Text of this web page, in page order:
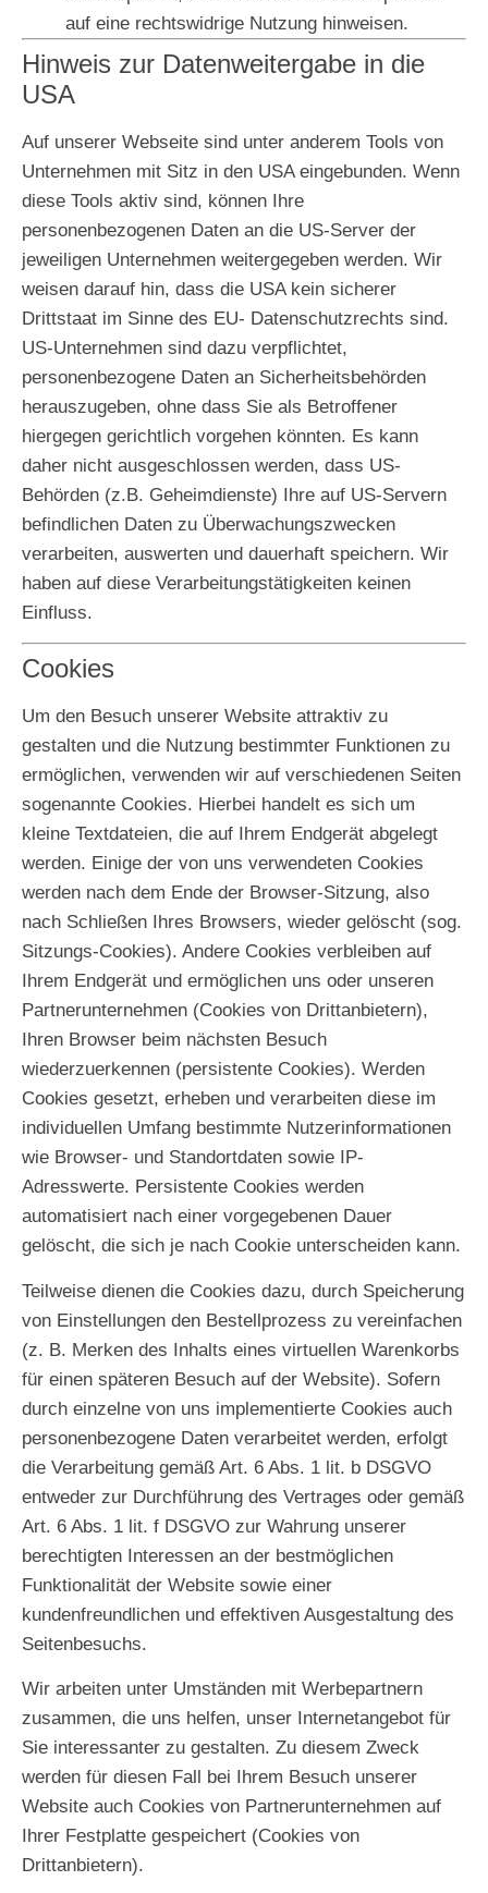
auf eine rechtswidrige Nutzung hinweisen.
Hinweis zur Datenweitergabe in die
USA
Auf unserer Webseite sind unter anderem Tools von
Unternehmen mit Sitz in den USA eingebunden. Wenn
diese Tools aktiv sind, können Ihre
personenbezogenen Daten an die US-Server der
jeweiligen Unternehmen weitergegeben werden. Wir
weisen darauf hin, dass die USA kein sicherer
Drittstaat im Sinne des EU- Datenschutzrechts sind.
US-Unternehmen sind dazu verpflichtet,
personenbezogene Daten an Sicherheitsbehörden
herauszugeben, ohne dass Sie als Betroffener
hiergegen gerichtlich vorgehen könnten. Es kann
daher nicht ausgeschlossen werden, dass US-
Behörden (z.B. Geheimdienste) Ihre auf US-Servern
befindlichen Daten zu Überwachungszwecken
verarbeiten, auswerten und dauerhaft speichern. Wir
haben auf diese Verarbeitungstätigkeiten keinen
Einfluss.
Cookies
Um den Besuch unserer Website attraktiv zu
gestalten und die Nutzung bestimmter Funktionen zu
ermöglichen, verwenden wir auf verschiedenen Seiten
sogenannte Cookies. Hierbei handelt es sich um
kleine Textdateien, die auf Ihrem Endgerät abgelegt
werden. Einige der von uns verwendeten Cookies
werden nach dem Ende der Browser-Sitzung, also
nach Schließen Ihres Browsers, wieder gelöscht (sog.
Sitzungs-Cookies). Andere Cookies verbleiben auf
Ihrem Endgerät und ermöglichen uns oder unseren
Partnerunternehmen (Cookies von Drittanbietern),
Ihren Browser beim nächsten Besuch
wiederzuerkennen (persistente Cookies). Werden
Cookies gesetzt, erheben und verarbeiten diese im
individuellen Umfang bestimmte Nutzerinformationen
wie Browser- und Standortdaten sowie IP-
Adresswerte. Persistente Cookies werden
automatisiert nach einer vorgegebenen Dauer
gelöscht, die sich je nach Cookie unterscheiden kann.
Teilweise dienen die Cookies dazu, durch Speicherung
von Einstellungen den Bestellprozess zu vereinfachen
(z. B. Merken des Inhalts eines virtuellen Warenkorbs
für einen späteren Besuch auf der Website). Sofern
durch einzelne von uns implementierte Cookies auch
personenbezogene Daten verarbeitet werden, erfolgt
die Verarbeitung gemäß Art. 6 Abs. 1 lit. b DSGVO
entweder zur Durchführung des Vertrages oder gemäß
Art. 6 Abs. 1 lit. f DSGVO zur Wahrung unserer
berechtigten Interessen an der bestmöglichen
Funktionalität der Website sowie einer
kundenfreundlichen und effektiven Ausgestaltung des
Seitenbesuchs.
Wir arbeiten unter Umständen mit Werbepartnern
zusammen, die uns helfen, unser Internetangebot für
Sie interessanter zu gestalten. Zu diesem Zweck
werden für diesen Fall bei Ihrem Besuch unserer
Website auch Cookies von Partnerunternehmen auf
Ihrer Festplatte gespeichert (Cookies von
Drittanbietern).